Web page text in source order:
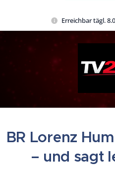
Erreichbar tägl.
BR Lorenz
– und sagt